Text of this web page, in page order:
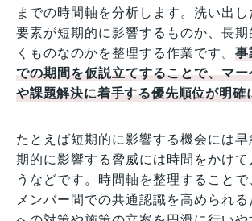
までの時間軸を分析します。洗い出
要素が短期的に影響するものか、長期
くものなのかを整理する作業です。事
での期間を仮説立てすることで、マ
や課題解決に着手する優先順位が明確
たとえば短期的に影響する機会には
期的に影響する脅威には時間をかけ
うなどです。時間軸を整理すること
メンバー間での共通認識を高められ